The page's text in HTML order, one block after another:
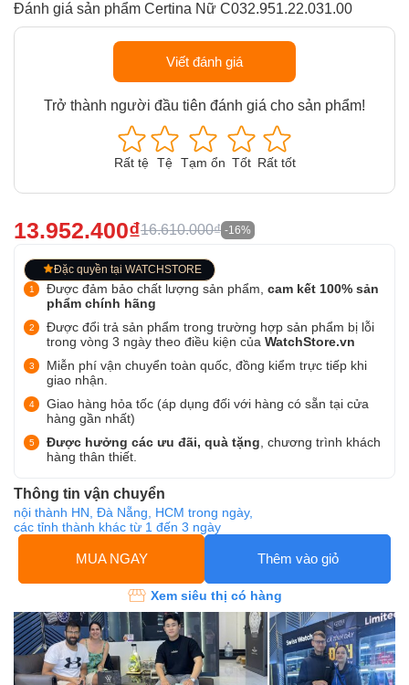
Đánh giá sản phẩm Certina Nữ C032.951.22.031.00
Viết đánh giá
Trở thành người đầu tiên đánh giá cho sản phẩm!
Rất tệ Tệ Tạm ổn Tốt Rất tốt
13.952.400₫16.610.000₫ -16%
Đặc quyền tại WATCHSTORE
Được đảm bảo chất lượng sản phẩm, cam kết 100% sản
phẩm chính hãng
Được đổi trả sản phẩm trong trường hợp sản phẩm bị lỗi
trong vòng 3 ngày theo điều kiện của WatchStore.vn
Miễn phí vận chuyển toàn quốc, đồng kiểm trực tiếp khi
giao nhận.
Giao hàng hỏa tốc (áp dụng đối với hàng có sẵn tại cửa
hàng gần nhất)
Được hưởng các ưu đãi, quà tặng , chương trình khách
hàng thân thiết.
Thông tin vận chuyển
nội thành HN, Đà Nẵng, HCM trong ngày,
các tỉnh thành khác từ 1 đến 3 ngày
MUA NGAY Thêm vào giỏ
Xem siêu thị có hàng